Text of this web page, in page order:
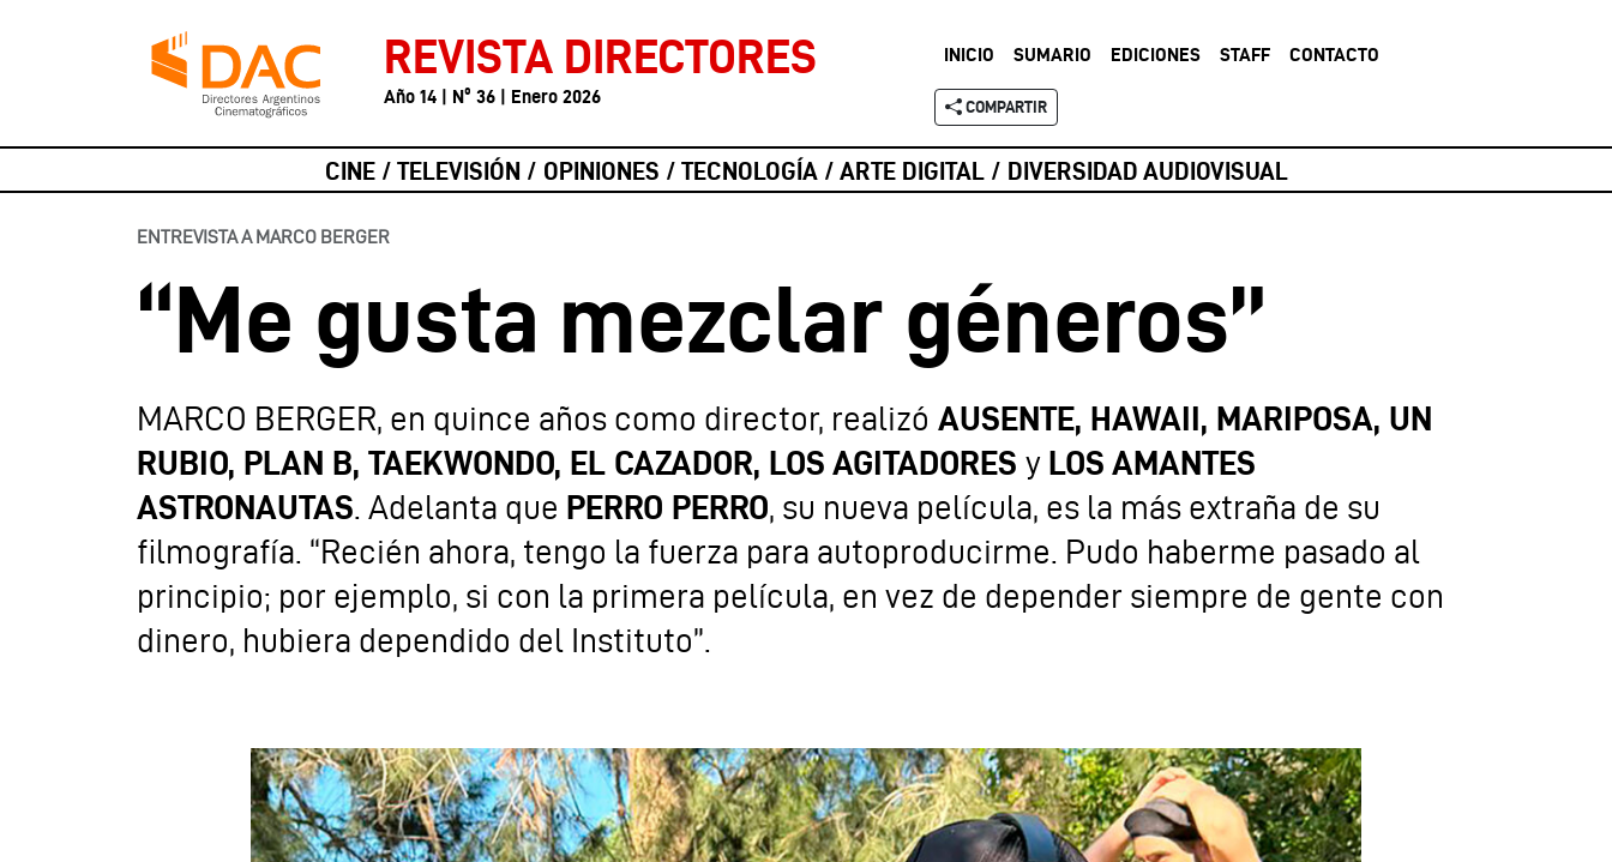
REVISTA DIRECTORES
Año 14 | Nº 36 | Enero 2026
INICIO SUMARIO EDICIONES STAFF CONTACTO
COMPARTIR
CINE / TELEVISIÓN / OPINIONES / TECNOLOGÍA / ARTE DIGITAL / DIVERSIDAD AUDIOVISUAL
ENTREVISTA A MARCO BERGER
“Me gusta mezclar géneros”
MARCO BERGER, en quince años como director, realizó AUSENTE, HAWAII, MARIPOSA, UN
RUBIO, PLAN B, TAEKWONDO, EL CAZADOR, LOS AGITADORES y LOS AMANTES
ASTRONAUTAS . Adelanta que PERRO PERRO, su nueva película, es la más extraña de su
filmografía. “Recién ahora, tengo la fuerza para autoproducirme. Pudo haberme pasado al
principio; por ejemplo, si con la primera película, en vez de depender siempre de gente con
dinero, hubiera dependido del Instituto”.